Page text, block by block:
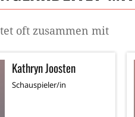
oft zusammen mit
Kathryn Joosten
Schauspieler/in